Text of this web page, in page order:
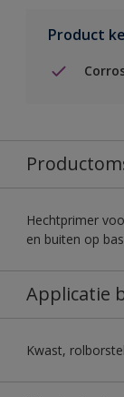
Product
Hechtprimer
en buiten op
Applicatie
Kwast,